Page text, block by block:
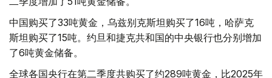
中国购买了33吨黄金，乌兹别克斯坦购买了16吨，哈萨克
斯坦购买了15吨。约旦和捷克共和国的中央银行也分别增加
了6吨黄金储备。
全球各国央行在第二季度共购买了约289吨黄金，比2025年